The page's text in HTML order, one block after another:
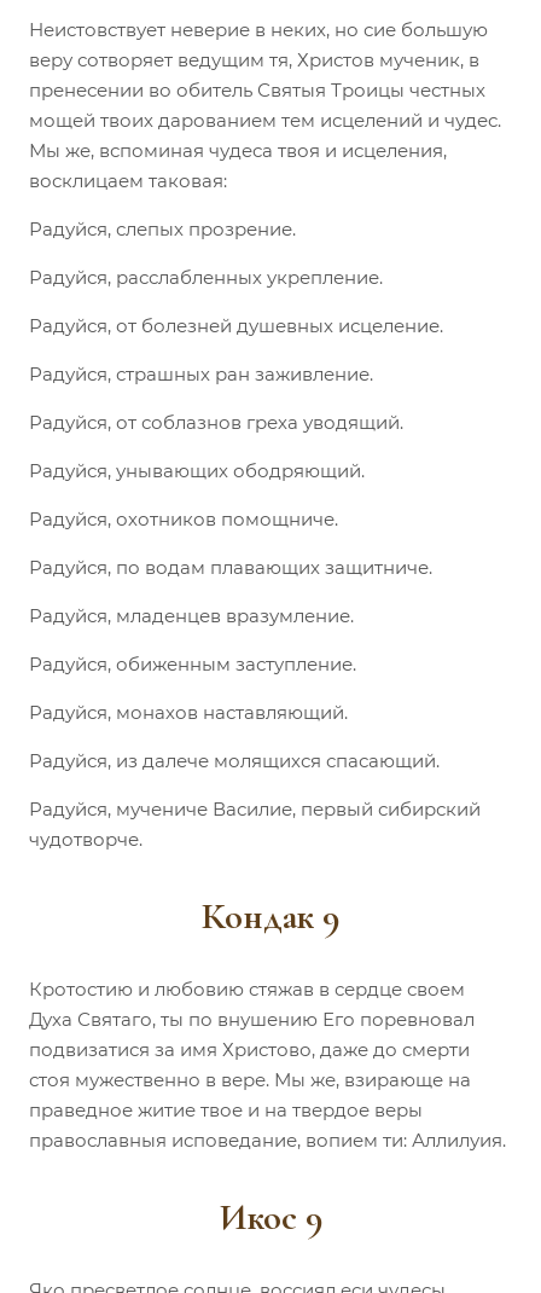
Неистовствует неверие в неких, но сие большую
веру сотворяет ведущим тя, Христов мученик, в
пренесении во обитель Святыя Троицы честных
мощей твоих дарованием тем исцелений и чудес.
Мы же, вспоминая чудеса твоя и исцеления,
восклицаем таковая:
Радуйся, слепых прозрение.
Радуйся, расслабленных укрепление.
Радуйся, от болезней душевных исцеление.
Радуйся, страшных ран заживление.
Радуйся, от соблазнов греха уводящий.
Радуйся, унывающих ободряющий.
Радуйся, охотников помощниче.
Радуйся, по водам плавающих защитниче.
Радуйся, младенцев вразумление.
Радуйся, обиженным заступление.
Радуйся, монахов наставляющий.
Радуйся, из далече молящихся спасающий.
Радуйся, мучениче Василие, первый сибирский
чудотворче.
Кондак 9
Кротостию и любовию стяжав в сердце своем
Духа Святаго, ты по внушению Его поревновал
подвизатися за имя Христово, даже до смерти
стоя мужественно в вере. Мы же, взирающе на
праведное житие твое и на твердое веры
православныя исповедание, вопием ти: Аллилуия.
Икос 9